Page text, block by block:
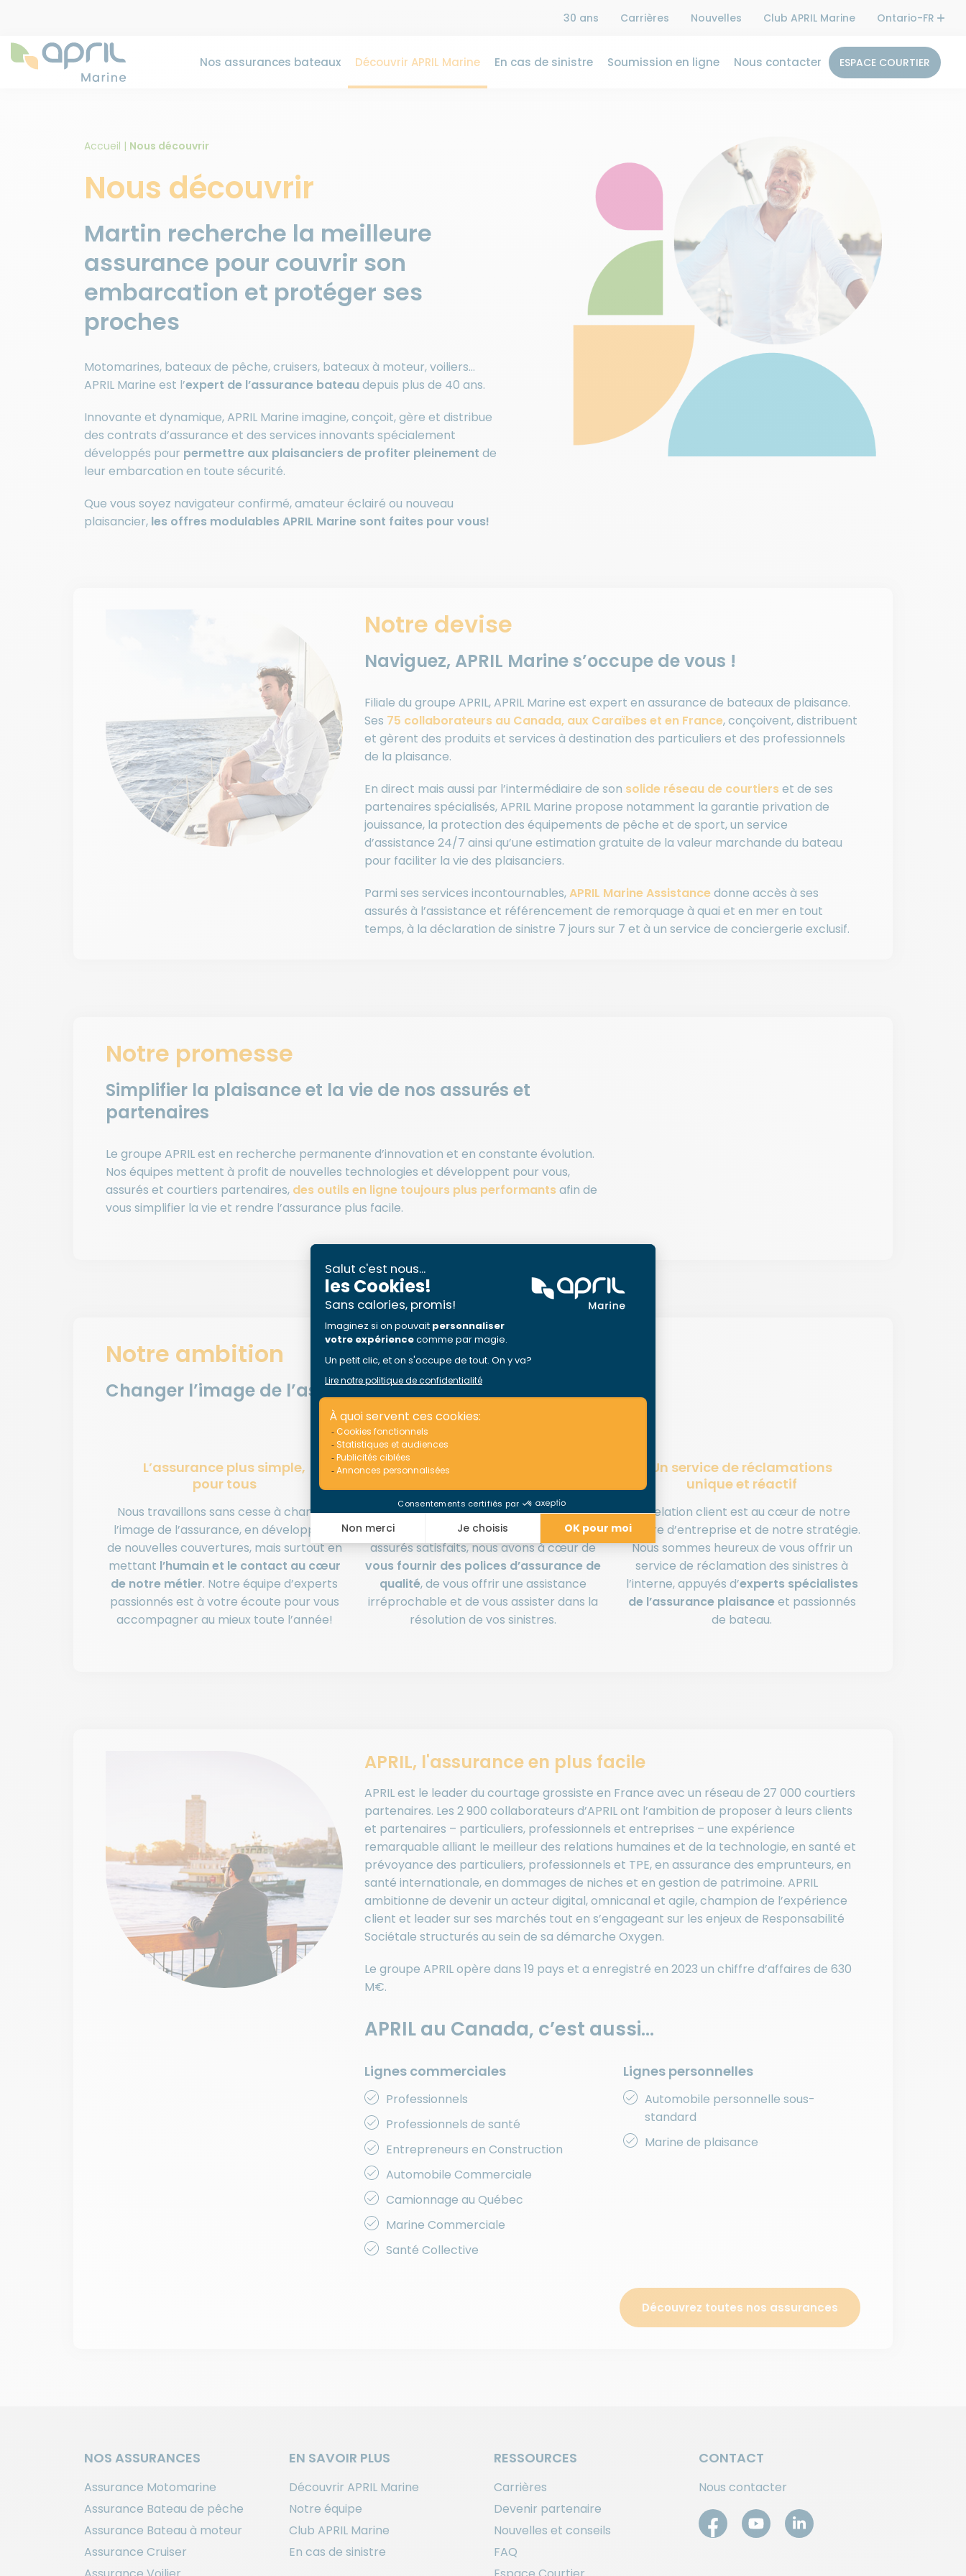
30 ans Carrières Nouvelles Club APRIL Marine Ontario-FR
Nos assurances bateaux Découvrir APRIL Marine En cas de sinistre Soumission en ligne Nous contacter ESPACE COURTIER
Accueil | Nous découvrir
Nous découvrir
Martin recherche la meilleure
assurance pour couvrir son
embarcation et protéger ses
proches
Motomarines, bateaux de pêche, cruisers, bateaux à moteur, voiliers…
APRIL Marine est l’expert de l’assurance bateaudepuis plus de 40 ans.
Innovante et dynamique, APRIL Marine imagine, conçoit, gère et distribue
des contrats d’assurance et des services innovants spécialement
développés pour permettre aux plaisanciers de profiter pleinement de
leur embarcation en toute sécurité.
Que vous soyez navigateur confirmé, amateur éclairé ou nouveau
plaisancier, les offres modulables APRIL Marine sont faites pour vous!
Notre devise
Naviguez, APRIL Marine s’occupe de vous !
Filiale du groupe APRIL, APRIL Marine est expert en assurance de bateaux de plaisance.
Ses 75 collaborateurs au Canada, aux Caraïbes et en France, conçoivent, distribuent
et gèrent des produits et services à destination des particuliers et des professionnels
de la plaisance.
En direct mais aussi par l’intermédiaire de son solide réseau de courtierset de ses
partenaires spécialisés, APRIL Marine propose notamment la garantie privation de
jouissance, la protection des équipements de pêche et de sport, un service
d’assistance 24/7 ainsi qu’une estimation gratuite de la valeur marchande du bateau
pour faciliter la vie des plaisanciers.
Parmi ses services incontournables,APRIL Marine Assistancedonne accès à ses
assurés à l’assistance et référencement de remorquage à quai et en mer en tout
temps, à la déclaration de sinistre 7 jours sur 7 et à un service de conciergerie exclusif.
Notre promesse
Simplifier la plaisance et la vie de nos assurés et
partenaires
Le groupe APRIL est en recherche permanente d’innovation et en constante évolution.
Nos équipes mettent à profit de nouvelles technologies et développent pour vous,
assurés et courtiers partenaires, des outils en ligne toujours plus performantsafin de
vous simplifier la vie et rendre l’assurance plus facile.
Notre ambition
Changer l’image de l’assurance
L’assurance plus simple,
pour tous
Nous travaillons sans cesse à changer
l’image de l’assurance, en développant
de nouvelles couvertures, mais surtout en
mettant l’humain et le contact au cœur
de notre métier. Notre équipe d’experts
passionnés est à votre écoute pour vous
accompagner au mieux toute l’année!
Notre mission :
Avec 100 000 bateaux de plaisance
assurés dans le monde et 96% de nos
assurés satisfaits, nous avons à cœur de
vous fournir des polices d’assurance de
qualité, de vous offrir une assistance
irréprochable et de vous assister dans la
résolution de vos sinistres.
Un service de réclamations
unique et réactif
La relation client est au cœur de notre
culture d’entreprise et de notre stratégie.
Nous sommes heureux de vous offrir un
service de réclamation des sinistres à
l’interne, appuyés d’experts spécialistes
de l’assurance plaisanceet passionnés
de bateau.
APRIL, l'assurance en plus facile
APRIL est le leader du courtage grossiste en France avec un réseau de 27 000 courtiers
partenaires. Les 2 900 collaborateurs d’APRIL ont l’ambition de proposer à leurs clients
et partenaires – particuliers, professionnels et entreprises – une expérience
remarquable alliant le meilleur des relations humaines et de la technologie, en santé et
prévoyance des particuliers, professionnels et TPE, en assurance des emprunteurs, en
santé internationale, en dommages de niches et en gestion de patrimoine. APRIL
ambitionne de devenir un acteur digital, omnicanal et agile, champion de l’expérience
client et leader sur ses marchés tout en s’engageant sur les enjeux de Responsabilité
Sociétale structurés au sein de sa démarche Oxygen.
Le groupe APRIL opère dans 19 pays et a enregistré en 2023 un chiffre d’affaires de 630
M€.
APRIL au Canada, c’est aussi...
Lignes commerciales
Professionnels
Professionnels de santé
Entrepreneurs en Construction
Automobile Commerciale
Camionnage au Québec
Marine Commerciale
Santé Collective
Lignes personnelles
Automobile personnelle sous-
standard
Marine de plaisance
Découvrez toutes nos assurances
NOS ASSURANCES
Assurance Motomarine
Assurance Bateau de pêche
Assurance Bateau à moteur
Assurance Cruiser
EN SAVOIR PLUS
Découvrir APRIL Marine
Notre équipe
Club APRIL Marine
En cas de sinistre
RESSOURCES
Carrières
Devenir partenaire
Nouvelles et conseils
FAQ
CONTACT
Nous contacter